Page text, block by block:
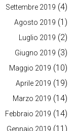
Settembre 2019 (4)
Agosto 2019 (1)
Luglio 2019 (2)
Giugno 2019 (3)
Maggio 2019 (10)
Aprile 2019 (19)
Marzo 2019 (14)
Febbraio 2019 (14)
Gennaio 2019 (11)